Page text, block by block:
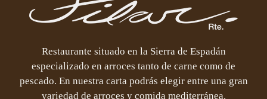
Restaurante situado en la Sierra de Espadán
especializado en arroces tanto de carne como de
pescado. En nuestra carta podrás elegir entre una gran
variedad de arroces y comida mediterránea.